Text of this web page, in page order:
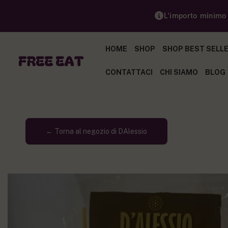
L'importo
HOME SHOP SHOP BEST
CONTATTACI CHI SIAMO BLOG
← Torna al negozio di DAlessio